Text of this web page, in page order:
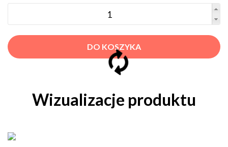
DO KOSZYKA
Wizualizacje produktu